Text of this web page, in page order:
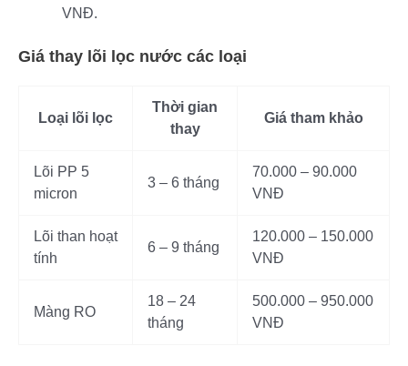
VNĐ.
Giá thay lõi lọc nước các loại
Loại lõi lọc
Thời gian
thay
Giá tham khảo
Lõi PP 5
micron
3 – 6 tháng
70.000 – 90.000
VNĐ
Lõi than hoạt
tính
6 – 9 tháng
120.000 – 150.000
VNĐ
Màng RO
18 – 24
tháng
500.000 – 950.000
VNĐ